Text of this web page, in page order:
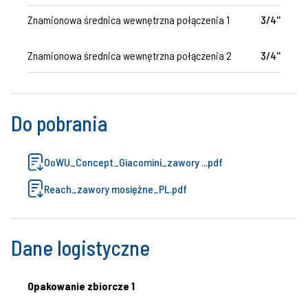
Znamionowa średnica wewnętrzna połączenia 1 3/4''
Znamionowa średnica wewnętrzna połączenia 2 3/4''
Do pobrania
OoWU_Concept_Giacomini_zawory ...pdf
Reach_zawory mosiężne_PL.pdf
Dane logistyczne
Opakowanie zbiorcze 1